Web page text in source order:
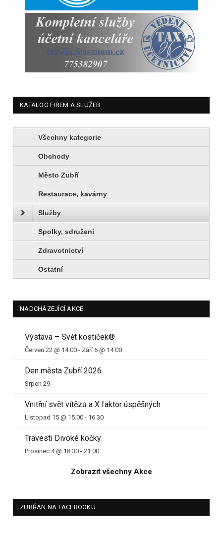
KATALOG FIREM A SLUŽEB
Všechny kategorie
Obchody
Město Zubří
Restaurace, kavárny
Služby
Spolky, sdružení
Zdravotnictví
Ostatní
NADCHÁZEJÍCÍ AKCE
Výstava – Svět kostiček®
Červen 22 @ 14.00 - Září 6 @ 14.00
Den města Zubří 2026
Srpen 29
Vnitřní svět vítězů a X faktor úspěšných
Listopad 15 @ 15.00 - 16.30
Travesti Divoké kočky
Prosinec 4 @ 18.30 - 21.00
Zobrazit všechny Akce
ZUBŘAN NA FACEBOOKU